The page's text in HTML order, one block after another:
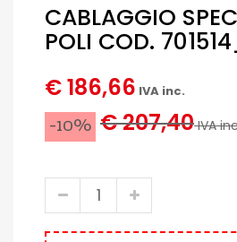
CABLAGGIO
POLI COD.
€ 186,66 IVA inc.
-10% € 207,40IVA